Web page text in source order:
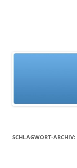
SCHLAGWORT-ARCHIV: